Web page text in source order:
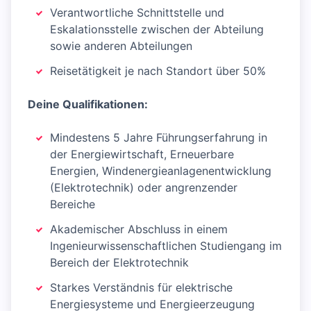
Verantwortliche Schnittstelle und
Eskalationsstelle zwischen der Abteilung
sowie anderen Abteilungen
Reisetätigkeit je nach Standort über 50%
Deine Qualifikationen:
Mindestens 5 Jahre Führungserfahrung in
der Energiewirtschaft, Erneuerbare
Energien, Windenergieanlagenentwicklung
(Elektrotechnik) oder angrenzender
Bereiche
Akademischer Abschluss in einem
Ingenieurwissenschaftlichen Studiengang im
Bereich der Elektrotechnik
Starkes Verständnis für elektrische
Energiesysteme und Energieerzeugung